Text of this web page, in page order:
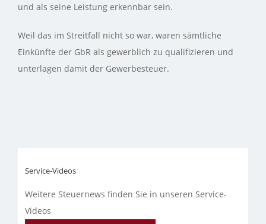
und als seine Leistung erkennbar sein.
Weil das im Streitfall nicht so war, waren sämtliche
Einkünfte der GbR als gewerblich zu qualifizieren und
unterlagen damit der Gewerbesteuer.
Service-Videos
Weitere Steuernews finden Sie in unseren Service-
Videos